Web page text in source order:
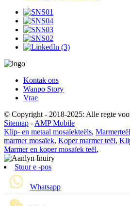
Kontak ons
Wanpo Story
Vrae
© Copyright - 2018-2025: Alle regte
Sitemap - AMP Mobile
Klip- en metaal mosaïekteëls,
marmer mosaïek, Koper marmer teël,
Marmer en koper mosaïek teël,
Stuur e -pos
Whatsapp